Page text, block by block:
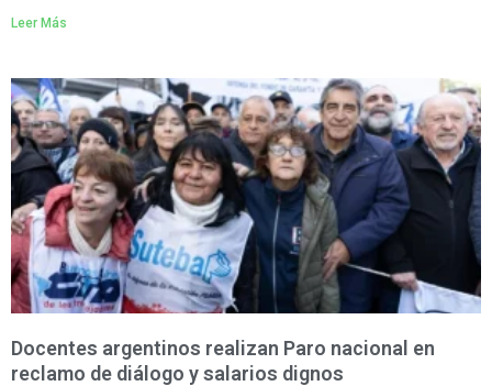
Leer Más
Docentes argentinos realizan Paro nacional en
reclamo de diálogo y salarios dignos